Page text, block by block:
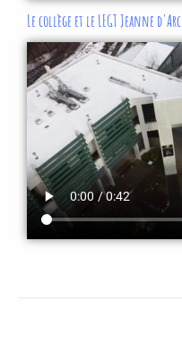
Le collège et le LEGT Jeanne d'Arc